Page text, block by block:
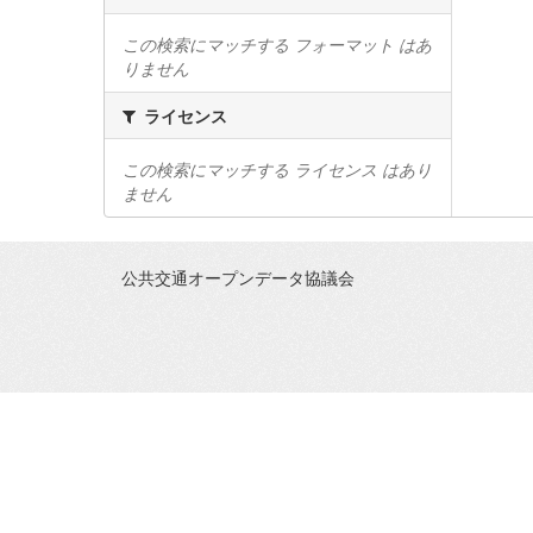
この検索にマッチする フォーマット はあ
りません
ライセンス
この検索にマッチする ライセンス はあり
ません
公共交通オープンデータ協議会